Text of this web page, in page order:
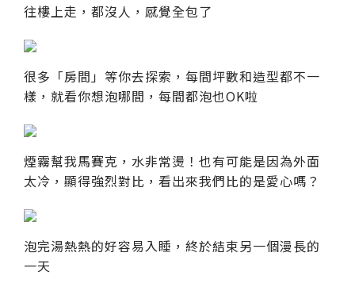
往樓上走，都沒人，感覺全包了
很多「房間」等你去探索，每間坪數和造型都不一
樣，就看你想泡哪間，每間都泡也OK啦
煙霧幫我馬賽克，水非常燙！也有可能是因為外面
太冷，顯得強烈對比，看出來我們比的是愛心嗎？
泡完湯熱熱的好容易入睡，終於結束另一個漫長的
一天